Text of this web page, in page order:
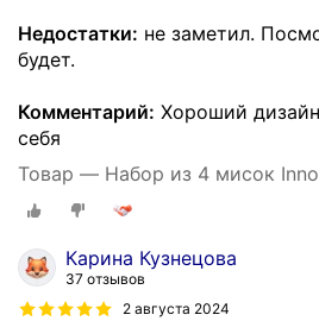
Недостатки: не заметил.
будет.
Комментарий: Хороший
себя
Товар — Набор из 4 мисок
Карина Кузнецова
37 отзывов
2 августа 2024